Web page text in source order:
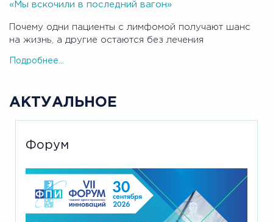
«Мы вскочили в последний вагон»
Почему одни пациенты с лимфомой получают шанс
на жизнь, а другие остаются без лечения
Подробнее...
АКТУАЛЬНОЕ
Форум